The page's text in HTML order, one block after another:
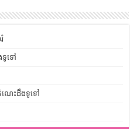
ទូទៅ
ណេះដឹងទូទៅ